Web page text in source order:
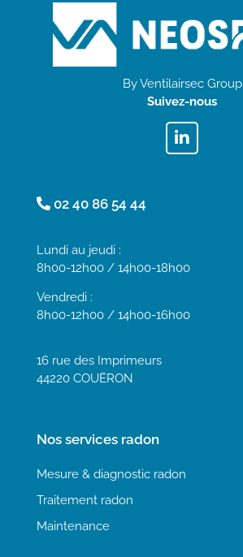
By Ventilairsec Group
Suivez-nous
02 40 86 54 44
Lundi au jeudi :
8h00-12h00 / 14h00-18h00
Vendredi :
8h00-12h00 / 14h00-16h00
16 rue des Imprimeurs
44220 COUËRON
Nos services radon
Mesure & diagnostic radon
Traitement radon
Maintenance